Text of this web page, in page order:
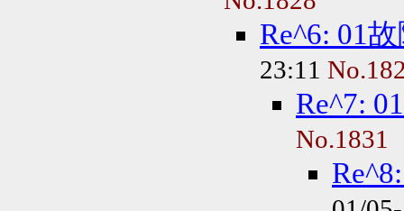
Re^6: 01
23:11
Re^7:
No.1831